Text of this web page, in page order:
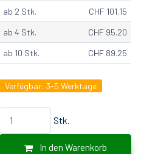
ab 2 Stk.
CHF 101.15
ab 4 Stk.
CHF 95.20
ab 10 Stk.
CHF 89.25
Verfügbar:3-5 Werktage
Stk.
In den Warenkorb